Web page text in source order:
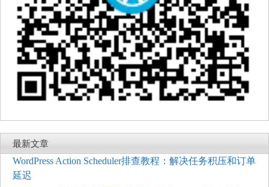
最新文章
WordPress Action Scheduler排查教程：解决任务积压和订单
延迟